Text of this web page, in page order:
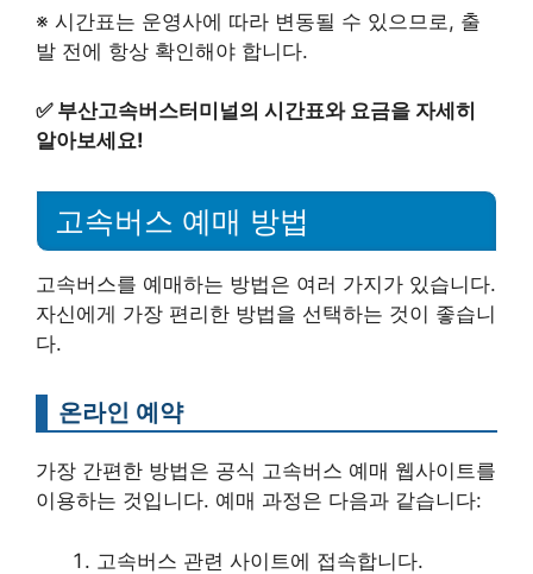
※ 시간표는 운영사에 따라 변동될 수 있으므로, 출
발 전에 항상 확인해야 합니다.
✅ 부산고속버스터미널의 시간표와 요금을 자세히
알아보세요!
고속버스 예매 방법
고속버스를 예매하는 방법은 여러 가지가 있습니다.
자신에게 가장 편리한 방법을 선택하는 것이 좋습니
다.
온라인 예약
가장 간편한 방법은 공식 고속버스 예매 웹사이트를
이용하는 것입니다. 예매 과정은 다음과 같습니다:
고속버스 관련 사이트에 접속합니다.